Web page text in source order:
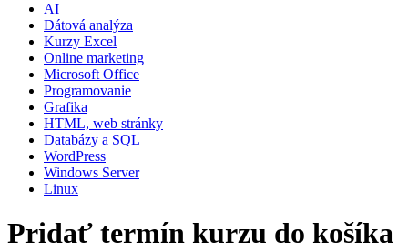
AI
Dátová analýza
Kurzy Excel
Online marketing
Microsoft Office
Programovanie
Grafika
HTML, web stránky
Databázy a SQL
WordPress
Windows Server
Linux
Pridať termín kurzu do košíka